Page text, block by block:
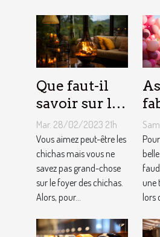
Que faut-il
savoir sur le
foyer chicha
?
Mar. 28/02/2023 21h
Vous aimez peut-être les
chichas mais vous ne
savez pas grand-chose
sur le foyer des chichas.
Alors, pour...
une
lors